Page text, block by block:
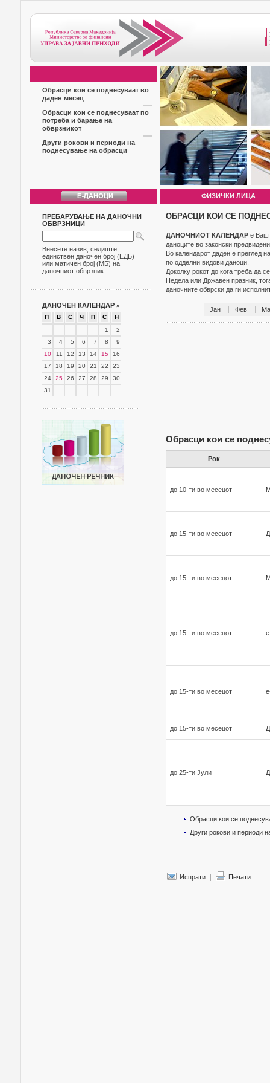
Обрасци кои се поднесуваат во
даден месец
Обрасци кои се поднесуваат по
потреба и барање на
обврзникот
Други рокови и периоди на
поднесување на обрасци
ФИЗИЧКИ ЛИЦА
ПРЕБАРУВАЊЕ НА ДАНОЧНИ
ОБВРЗНИЦИ
Внесете назив, седиште,
единствен даночен број (ЕДБ)
или матичен број (МБ) на
даночниот обврзник
ДАНОЧЕН КАЛЕНДАР »
П В С Ч П С
Н
1
2
3
4 5 6 7 8
9
10
11 12 13 14 15
16
17
18 19 20 21 22
23
24
25 26 27 28 29
30
31
ОБРАСЦИ КОИ СЕ
ДАНОЧНИОТ КАЛЕНДАР е Ваш
даноците во законски
Во календарот даден е преглед
по одделни видови даноци.
Доколку рокот до кога треба да
Недела или Државен празник,
даночните обврски да ги
Јан Фев
Обрасци кои се
Рок
до 10-ти во месецот
до 15-ти во месецот
до 15-ти во месецот
до 15-ти во месецот
до 15-ти во месецот
до 15-ти во месецот
до 25-ти Јули
Обрасци кои се
Други рокови и периоди
Испрати | Печати